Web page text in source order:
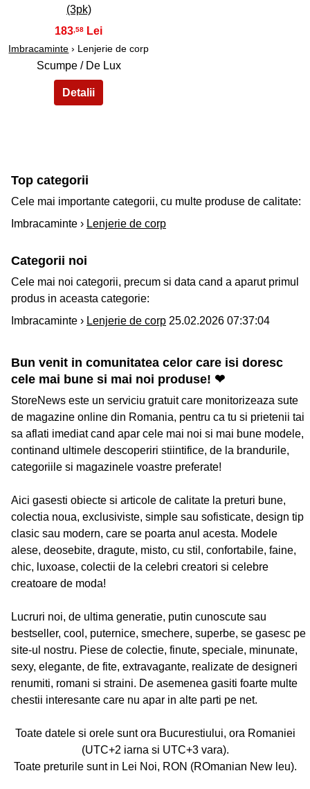
(3pk)
183 ,58
Imbracaminte › Lenjerie de corp
Scumpe / De Lux
Top categorii
Cele mai importante categorii, cu multe produse de calitate:
Imbracaminte › Lenjerie de corp
Categorii noi
Cele mai noi categorii, precum si data cand a aparut primul
produs in aceasta categorie:
Imbracaminte › Lenjerie de corp 25.02.2026 07:37:04
Bun venit in comunitatea celor care isi doresc
cele mai bune si mai noi produse! ❤
StoreNews este un serviciu gratuit care monitorizeaza sute
de magazine online din Romania, pentru ca tu si prietenii tai
sa aflati imediat cand apar cele mai noi si mai bune modele,
continand ultimele descoperiri stiintifice, de la brandurile,
categoriile si magazinele voastre preferate!
Aici gasesti obiecte si articole de calitate la preturi bune,
colectia noua, exclusiviste, simple sau sofisticate, design tip
clasic sau modern, care se poarta anul acesta. Modele
alese, deosebite, dragute, misto, cu stil, confortabile, faine,
chic, luxoase, colectii de la celebri creatori si celebre
creatoare de moda!
Lucruri noi, de ultima generatie, putin cunoscute sau
bestseller, cool, puternice, smechere, superbe, se gasesc pe
site-ul nostru. Piese de colectie, finute, speciale, minunate,
sexy, elegante, de fite, extravagante, realizate de designeri
renumiti, romani si straini. De asemenea gasiti foarte multe
chestii interesante care nu apar in alte parti pe net.
Toate datele si orele sunt ora Bucurestiului, ora Romaniei
(UTC+2 iarna si UTC+3 vara).
Toate preturile sunt in Lei Noi, RON (ROmanian New leu).